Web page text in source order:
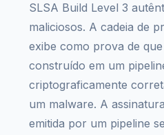
SLSA Build Level 3
maliciosos. A cadeia de
exibe como prova de
construído em um
criptograficamente
um malware. A
emitida por um pipeline